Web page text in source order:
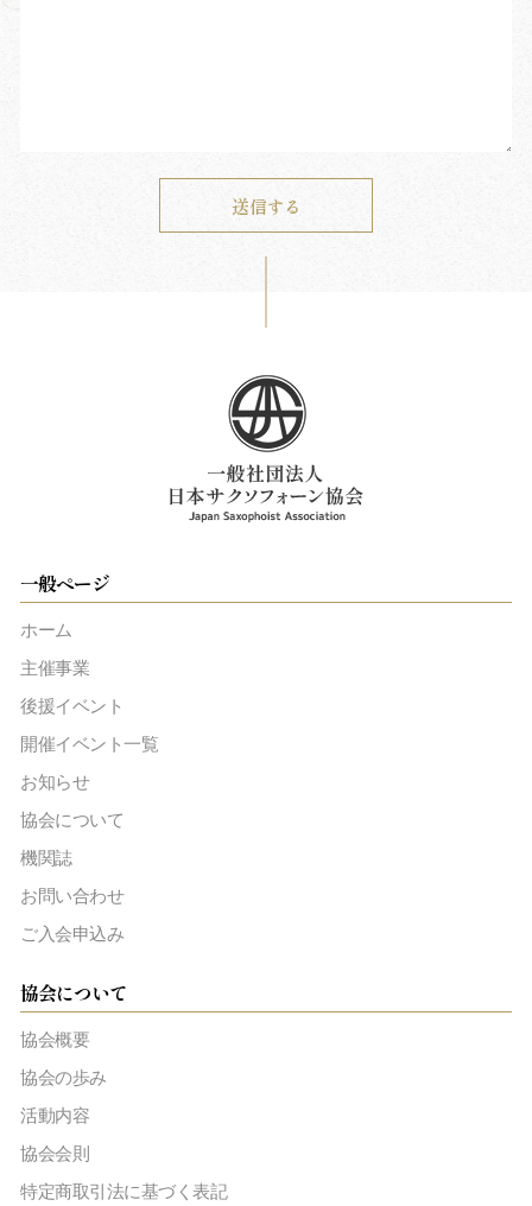
一般ページ
ホーム
主催事業
後援イベント
開催イベント一覧
お知らせ
協会について
機関誌
お問い合わせ
ご入会申込み
協会について
協会概要
協会の歩み
活動内容
協会会則
特定商取引法に基づく表記